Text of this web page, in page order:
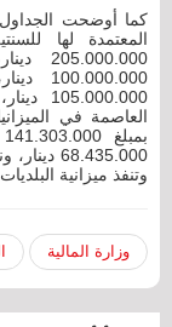
كما أوضحت الجداول
وتنفذ ميزانية
وزارة المالية